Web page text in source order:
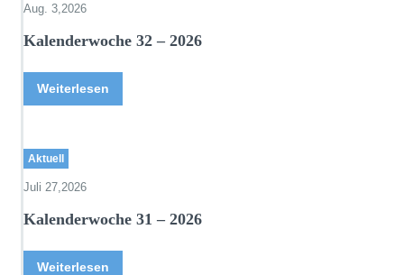
Aug. 3,2026
Kalenderwoche 32 – 2026
Weiterlesen
Aktuell
Juli 27,2026
Kalenderwoche 31 – 2026
Weiterlesen